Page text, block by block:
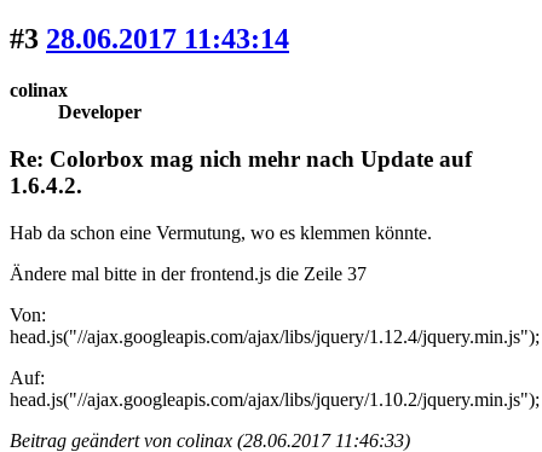
#3 28.06.2017 11:43:14
colinax
Developer
Re: Colorbox mag nich mehr nach Update auf
1.6.4.2.
Hab da schon eine Vermutung, wo es klemmen könnte.
Ändere mal bitte in der frontend.js die Zeile 37
Von:
head.js("//ajax.googleapis.com/ajax/libs/jquery/1.12.4/jquery.min.js");
Auf:
head.js("//ajax.googleapis.com/ajax/libs/jquery/1.10.2/jquery.min.js");
Beitrag geändert von colinax (28.06.2017 11:46:33)